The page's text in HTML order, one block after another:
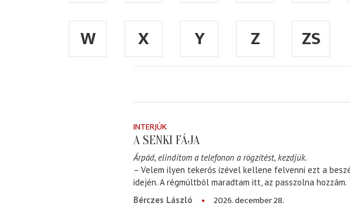
W
X Y Z ZS
INTERJÚK
A SENKI FÁJA
Árpád, elindítom a telefonon a rögzítést, kezdjük.
– Velem ilyen tekerős izével kellene felvenni ezt a
idején. A régmúltból maradtam itt, az passzolna hozzám.
Bérczes László
2026. december 28.